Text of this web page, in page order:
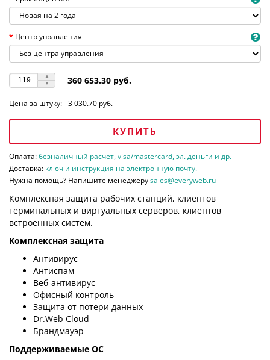
Центр управления
360 653.30 руб.
Цена за штуку: 3 030.70 руб.
КУПИТЬ
Оплата:безналичный расчет, visa/mastercard, эл. деньги и др.
Доставка: ключ и инструкция на электронную почту.
Нужна помощь? Напишите менеджеруsales@everyweb.ru
Комплексная защита рабочих станций, клиентов
терминальных и виртуальных серверов, клиентов
встроенных систем.
Комплексная защита
Антивирус
Антиспам
Веб-антивирус
Офисный контроль
Защита от потери данных
Dr.Web Cloud
Брандмауэр
Поддерживаемые ОС